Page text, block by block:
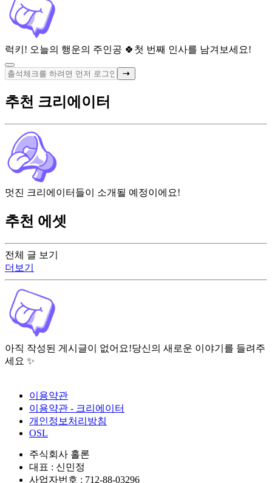
럭키! 오늘의 행운의 주인공 🍀 첫 번째 인사를 남겨보세요!
전체 글 보기
더보기
아직 작성된 게시글이 없어요!당신의 새로운 이야기를 들려주
세요 ✨
추천 크리에이터
멋진 크리에이터들이 소개될 예정이에요!
추천 에셋
이용약관
이용약관 - 크리에이터
개인정보처리방침
OSL
주식회사 홀론
대표 : 신민정
사업자번호 : 712-88-03296